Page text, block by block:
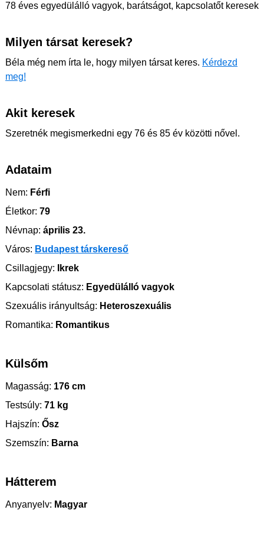
78 éves egyedülálló vagyok, barátságot, kapcsolatőt keresek
Milyen társat keresek?
Béla még nem írta le, hogy milyen társat keres. Kérdezd
meg!
Akit keresek
Szeretnék megismerkedni egy 76 és 85 év közötti nővel.
Adataim
Nem: Férfi
Életkor: 79
Névnap: április 23.
Város: Budapest társkereső
Csillagjegy: Ikrek
Kapcsolati státusz: Egyedülálló vagyok
Szexuális irányultság: Heteroszexuális
Romantika: Romantikus
Külsőm
Magasság: 176 cm
Testsúly: 71 kg
Hajszín: Ősz
Szemszín: Barna
Hátterem
Anyanyelv: Magyar